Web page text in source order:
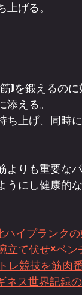
げる。
)を鍛えるのに
える。
上げ、同時に
りも重要な
にし健康的
イプランクの
立て伏せ×ベ
レ競技を筋肉
ネス世界記録